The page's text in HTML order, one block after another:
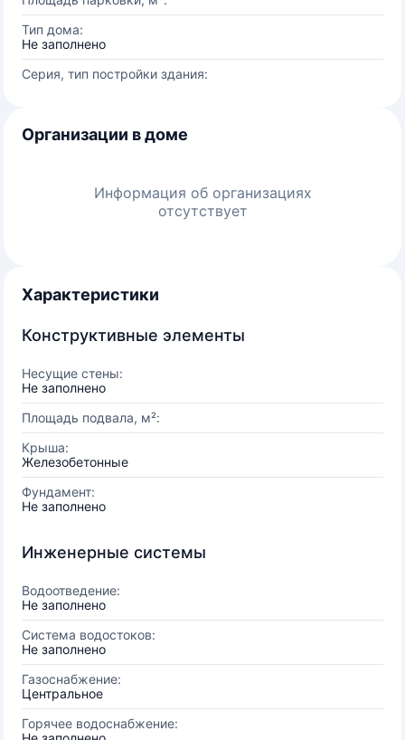
Тип дома:
Не заполнено
Серия, тип постройки здания:
Организации в доме
Информация об организациях
отсутствует
Характеристики
Конструктивные элементы
Несущие стены:
Не заполнено
Площадь подвала, м²:
Крыша:
Железобетонные
Фундамент:
Не заполнено
Инженерные системы
Водоотведение:
Не заполнено
Система водостоков:
Не заполнено
Газоснабжение:
Центральное
Горячее водоснабжение: